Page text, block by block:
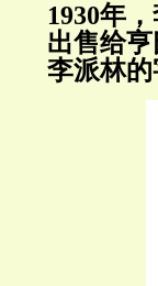
1930年
出售给
李派林的